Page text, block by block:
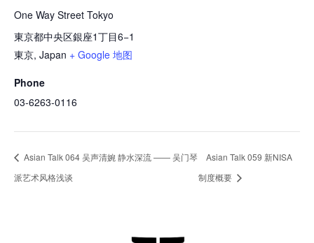
One Way Street Tokyo
東京都中央区銀座1丁目6−1
東京, Japan + Google 地图
Phone
03-6263-0116
Asian Talk 064 吴声清婉 静水深流 —— 吴门琴
派艺术风格浅谈
Asian Talk 059 新NISA
制度概要